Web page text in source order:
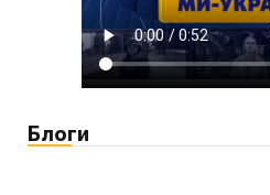
Блоги